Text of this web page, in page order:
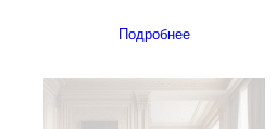
Подробнее